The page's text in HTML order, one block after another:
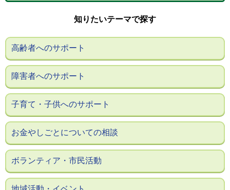
知りたいテーマで探す
高齢者へのサポート
障害者へのサポート
子育て・子供へのサポート
お金やしごとについての相談
ボランティア・市民活動